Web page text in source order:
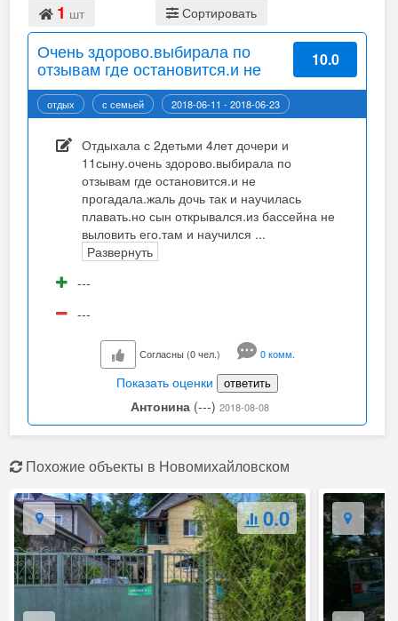
1 шт Сортировать
Очень здорово.выбирала по
отзывам где остановится.и не
прогадала.
10.0
отдых с семьей 2018-06-11 - 2018-06-23
Подробнее...
Отдыхала с 2детьми 4лет дочери и
11сыну.очень здорово.выбирала по
отзывам где остановится.и не
прогадала.жаль дочь так и научилась
плавать.но сын открывался.из бассейна не
выловить его.там и научился ...
Развернуть
---
---
Согласны (0 чел.) 0 комм.
Показать оценки ответить
Антонина (---) 2018-08-08
Похожие объекты в Новомихайловском
0.0